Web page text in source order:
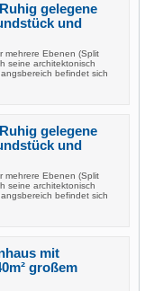
gelegene
und
mehrere Ebenen (Split
seine architektonisch
befindet sich
gelegene
und
mehrere Ebenen (Split
seine architektonisch
befindet sich
mit
großem